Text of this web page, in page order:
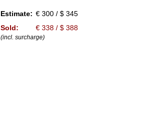
Estimate: € 300 / $ 345
Sold:
€ 338 / $ 388
(incl. surcharge)